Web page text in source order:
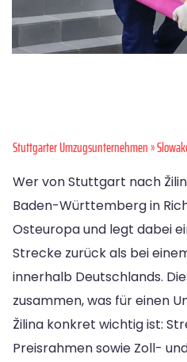
Stuttgarter Umzugsunternehmen»
Wer von Stuttgart nach
Baden-Württemberg in
Osteuropa und legt dabei
Strecke zurück als bei
innerhalb Deutschlands.
zusammen, was für einen
Žilina konkret wichtig ist:
Preisrahmen sowie Zoll-